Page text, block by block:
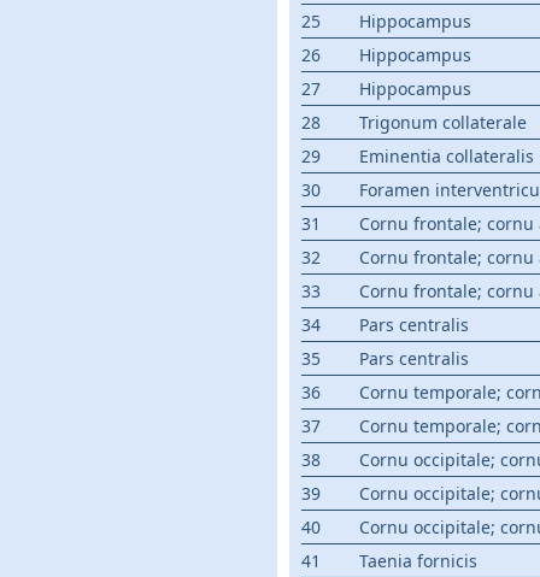
25
Hippocampus
26
Hippocampus
27
Hippocampus
28
Trigonum collaterale
29
Eminentia collateralis
30
Foramen
31
Cornu frontale;
32
Cornu frontale;
33
Cornu frontale;
34
Pars centralis
35
Pars centralis
36
Cornu temporale;
37
Cornu temporale;
38
Cornu occipitale;
39
Cornu occipitale;
40
Cornu occipitale;
41
Taenia fornicis